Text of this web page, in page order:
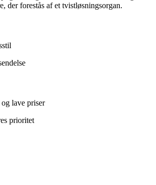
der forestås af et tvistløsningsorgan.
lave priser
prioritet